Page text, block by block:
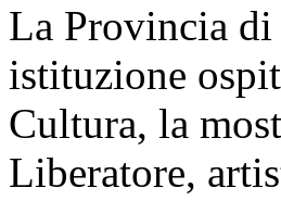
La Provincia di
istituzione
Cultura, la
Liberatore,